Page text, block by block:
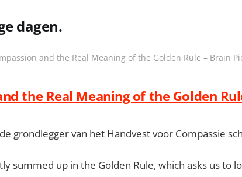
dagen.
and the Real Meaning of the Golden Rule – Brain
the Real Meaning of the Golden
grondlegger van het Handvest voor Compassie
summed up in the Golden Rule, which asks us to